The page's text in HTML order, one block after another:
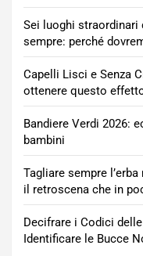
Sei luoghi straordinari
sempre: perché
Capelli Lisci e Senza
ottenere questo
Bandiere Verdi 2026:
bambini
Tagliare sempre
il retroscena che in
Decifrare i Codici
Identificare le Bucce